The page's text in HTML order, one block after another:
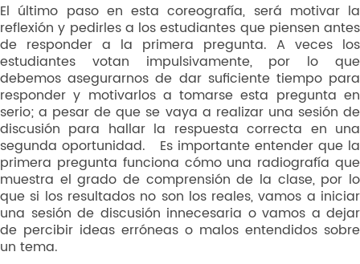
El último paso en esta coreografía, será motivar la
reflexión y pedirles a los estudiantes que piensen antes
de responder a la primera pregunta. A veces los
estudiantes votan impulsivamente, por lo que
debemos asegurarnos de dar suficiente tiempo para
responder y motivarlos a tomarse esta pregunta en
serio; a pesar de que se vaya a realizar una sesión de
discusión para hallar la respuesta correcta en una
segunda oportunidad. Es importante entender que la
primera pregunta funciona cómo una radiografía que
muestra el grado de comprensión de la clase, por lo
que si los resultados no son los reales, vamos a iniciar
una sesión de discusión innecesaria o vamos a dejar
de percibir ideas erróneas o malos entendidos sobre
un tema.